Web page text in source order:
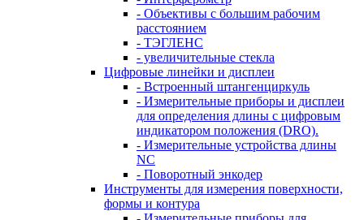
- Объективы с большим рабочим
расстоянием
- ТЭГЛЕНС
- увеличительные стекла
Цифровые линейки и дисплеи
- Встроенный штангенциркуль
- Измерительные приборы и дисплеи
для определения длины с цифровым
индикатором положения (DRO).
- Измерительные устройства длины
NC
- Поворотный энкодер
Инструменты для измерения поверхности,
формы и контура